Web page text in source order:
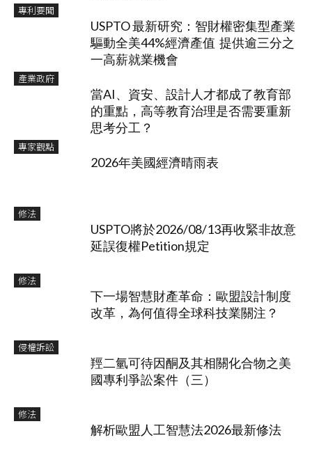
專利要聞
USPTO 最新研究：智財權密集型產業
驅動全美44%經濟產值 提供逾三分之
一高薪就業機會
產業政府
當AI、資安、設計人才都成了教育部
的重點，高等教育治理是否需要重新
思考分工？
專家觀點
2026年美國經濟晴雨表
修法
USPTO將於2026/08/13再收緊非故意
延誤復權Petition規定
修法
下一場智慧財產革命：歐盟設計制度
改革，為何值得全球科技業關注？
侵權訴訟
羥二氫可待因酮及其相關化合物之美
國專利爭訟案件（三）
修法
解析歐盟人工智慧法2026最新修法